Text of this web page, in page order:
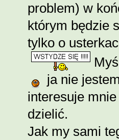
problem) w
którym będzie
tylko o
ja nie
interesuje
dzielić.
Jak my sami